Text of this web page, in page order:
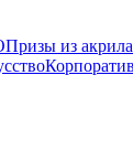
Призы из акрила